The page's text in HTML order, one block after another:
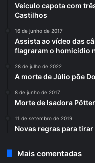
Veículo capota com
Castilhos
16 de junho de 2017
Assista ao vídeo das
flagraram o homicídio
28 de julho de 2022
A morte de Júlio põe
8 de junho de 2017
Morte de Isadora
11 de setembro de 2019
Novas regras para
Mais comentadas